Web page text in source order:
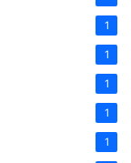
1
1
1
1
1